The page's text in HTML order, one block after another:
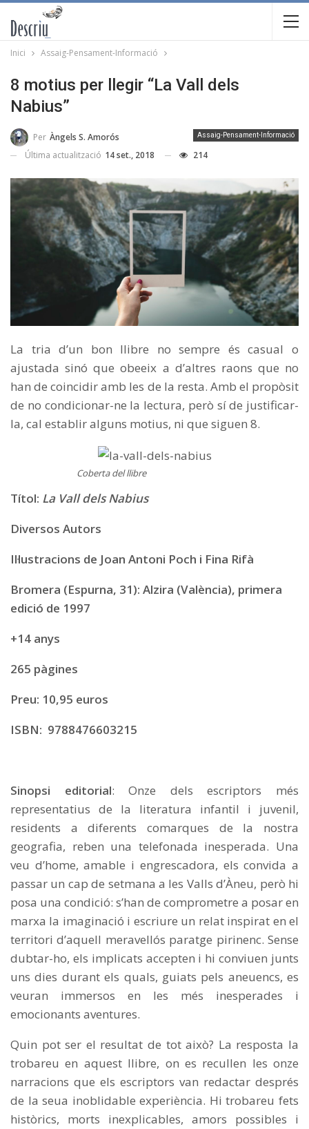
Inici Assaig-Pensament-Informació
8 motius per llegir “La Vall dels
Nabius”
Assaig-Pensament-Informació
Per Àngels S. Amorós
Última actualització 14 set., 2018 214
La tria d’un bon llibre no sempre és casual o
ajustada sinó que obeeix a d’altres raons que no
han de coincidir amb les de la resta. Amb el propòsit
de no condicionar-ne la lectura, però sí de justificar-
la, cal establir alguns motius, ni que siguen 8.
Coberta del llibre
Títol: La Vall dels Nabius
Diversos Autors
Il·lustracions de Joan Antoni Poch i Fina Rifà
Bromera (Espurna, 31): Alzira (València), primera
edició de 1997
+14 anys
265 pàgines
Preu: 10,95 euros
ISBN: 9788476603215
Sinopsi editorial: Onze dels escriptors més
representatius de la literatura infantil i juvenil,
residents a diferents comarques de la nostra
geografia, reben una telefonada inesperada. Una
veu d’home, amable i engrescadora, els convida a
passar un cap de setmana a les Valls d’Àneu, però hi
posa una condició: s’han de comprometre a posar en
marxa la imaginació i escriure un relat inspirat en el
territori d’aquell meravellós paratge pirinenc. Sense
dubtar-ho, els implicats accepten i hi conviuen junts
uns dies durant els quals, guiats pels aneuencs, es
veuran immersos en les més inesperades i
emocionants aventures.
Quin pot ser el resultat de tot això? La resposta la
trobareu en aquest llibre, on es recullen les onze
narracions que els escriptors van redactar després
de la seua inoblidable experiència. Hi trobareu fets
històrics, morts inexplicables, amors possibles i